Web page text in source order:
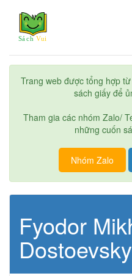
Trang web được tổng hợp
sách giấy để
Tham gia các nhóm Zalo/
những cuốn
Nhóm Zalo
Fyodor
Dostoevsky